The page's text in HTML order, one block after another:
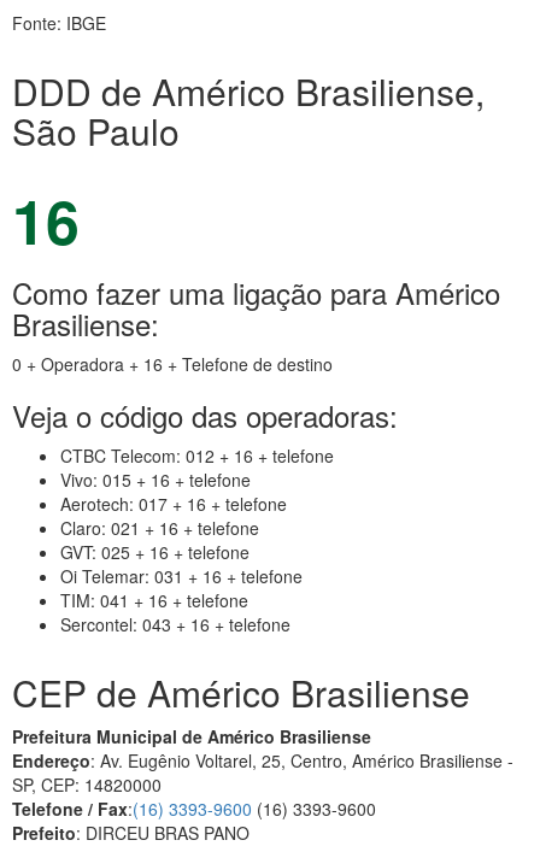
Fonte: IBGE
DDD de Américo Brasiliense,
São Paulo
16
Como fazer uma ligação para Américo
Brasiliense:
0 + Operadora + 16 + Telefone de destino
Veja o código das operadoras:
CTBC Telecom: 012 + 16 + telefone
Vivo: 015 + 16 + telefone
Aerotech: 017 + 16 + telefone
Claro: 021 + 16 + telefone
GVT: 025 + 16 + telefone
Oi Telemar: 031 + 16 + telefone
TIM: 041 + 16 + telefone
Sercontel: 043 + 16 + telefone
CEP de Américo Brasiliense
Prefeitura Municipal de Américo Brasiliense
Endereço: Av. Eugênio Voltarel, 25, Centro, Américo Brasiliense -
SP, CEP: 14820000
Telefone / Fax:(16) 3393-9600 (16) 3393-9600
Prefeito: DIRCEU BRAS PANO